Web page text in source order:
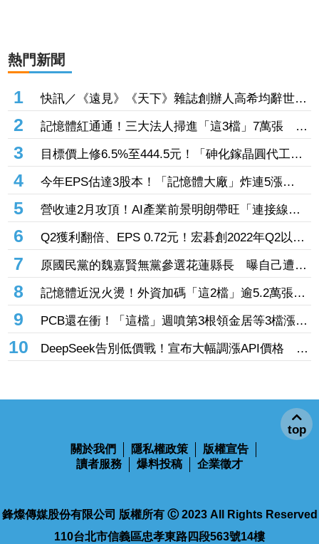
熱門新聞
1
快訊／《遠見》《天下》雜誌創辦人高希均辭世
享耆壽90歲
2
記憶體紅通通！三大法人掃進「這3檔」7萬張 砸
229億元連4日補貨南亞科
3
目標價上修6.5%至444.5元！「砷化鎵晶圓代工
廠」7月營收創4年半新高 1.6T光通訊開始貢獻營
收
4
今年EPS估達3股本！「記憶體大廠」炸連5漲
44% 外資卻砍近1.8萬張抱回31.5億元
5
營收連2月攻頂！AI產業前景明朗帶旺「連接線束
大廠」成長 外資目標價喊上3665元
6
Q2獲利翻倍、EPS 0.72元！宏碁創2022年Q2以來
新高 9月IFA將發表AI PC新品
7
原國民黨的魏嘉賢無黨參選花蓮縣長 曝自己遭打
壓當花蓮市長水塔還被投毒「次氯酸鈉」
8
記憶體近況火燙！外資加碼「這2檔」逾5.2萬張
旺宏獲投入近17億元、近5日大漲40%
9
PCB還在衝！「這檔」週噴第3根領金居等3檔漲
停 台燿連5漲51.5%、景碩累漲48%
10
DeepSeek告別低價戰！宣布大幅調漲API價格 AI
商業化邁入新階段
關於我們 隱私權政策
版權宣告
讀者服務
爆料投稿 企業徵才
鋒燦傳媒股份有限公司 版權所有 Ⓒ 2023 All Rights Reserved
110台北市信義區忠孝東路四段563號14樓
top